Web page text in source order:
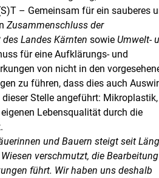
Skip to main content
– Gemeinsam für ein sauberes
Zusammenschluss der
Landes Kärnten sowie Umwelt-
für eine Aufklärungs- und
von nicht in den
zu führen, dass dies auch
Stelle angeführt:
Lebensqualität durch die
und Bauern steigt seit
verschmutzt, die
führt. Wir haben uns deshalb